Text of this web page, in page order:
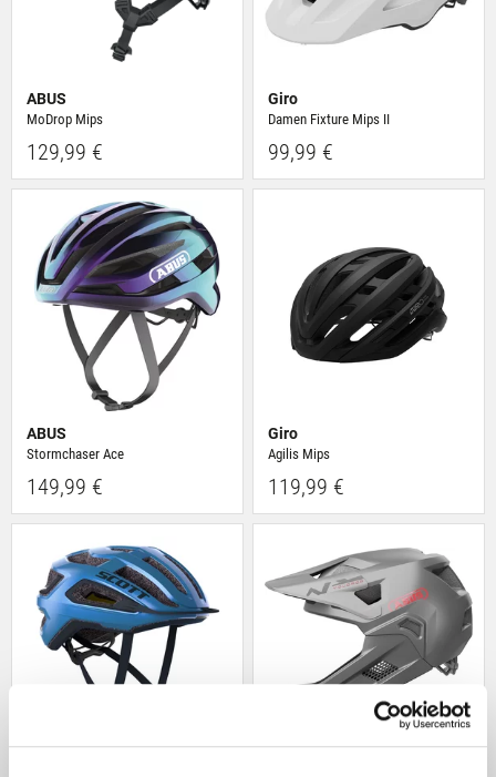
ABUS
MoDrop Mips
129,99 €
Giro
Damen Fixture Mips II
99,99 €
ABUS
Stormchaser Ace
149,99 €
Giro
Agilis Mips
119,99 €